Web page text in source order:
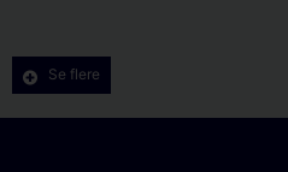
Se flere